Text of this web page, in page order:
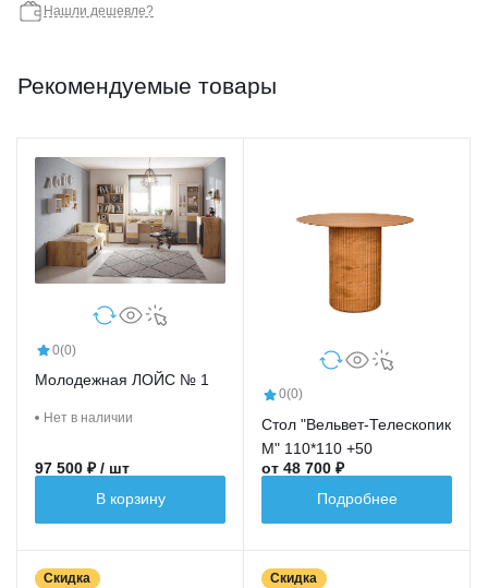
Нашли дешевле?
Рекомендуемые товары
0(0)
Молодежная ЛОЙС № 1
Нет в наличии
97 500 ₽ / шт
В корзину
0(0)
Стол "Вельвет-Телескопик
М" 110*110 +50
от 48 700 ₽
Подробнее
Скидка Скидка